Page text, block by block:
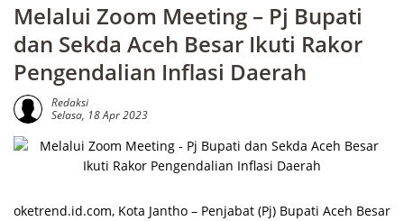
Melalui Zoom Meeting – Pj Bupati
dan Sekda Aceh Besar Ikuti Rakor
Pengendalian Inflasi Daerah
Redaksi
Selasa, 18 Apr 2023
oketrend.id.com, Kota Jantho – Penjabat (Pj) Bupati Aceh Besar